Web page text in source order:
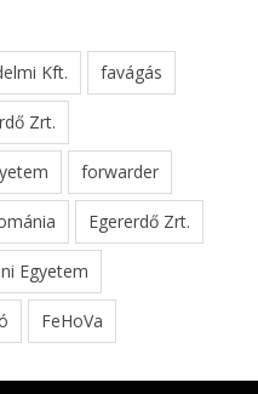
Kft. favágás
Zrt.
forwarder
Egererdő Zrt.
Egyetem
FeHoVa